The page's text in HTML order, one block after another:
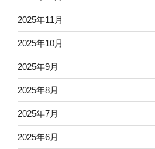
2025年11月
2025年10月
2025年9月
2025年8月
2025年7月
2025年6月